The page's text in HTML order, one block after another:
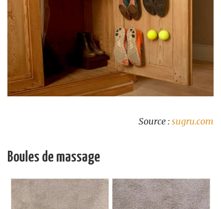
Source :sugru.com
Boules de massage